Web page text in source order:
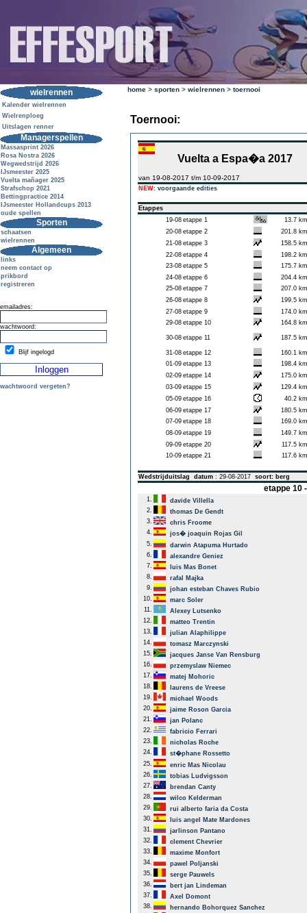
wielrennen
Kalender wielrennen
Wielrenploeg
Uitslagen renner
Managerspellen
Massasprint 2026
Rosa Nostra 2026
Wegwedstrijd 2026
IJsmeester 2025
Vuelta mañager 2025
Strafschop 2021
Bettingpractice 2014
IJsmeester Hollandcups 2013
oude spellen
Sporten
schaatsen
wielrennen
Algemeen
links
neem contact op
prikbord
registreren
emailadres:
wachtwoord:
Blijf ingelogd
wachtwoord vergeten?
home > sporten > wielrennen > toernooi
Toernooi:
Vuelta a Espa�a 2017
van 19-08-2017 t/m 10-09-2017
NEW: voorgaande edities
Etappes
19-08 etappe 1
13.7 km
20-08 etappe 2
201.8 km
21-08 etappe 3
158.5 km
22-08 etappe 4
198.2 km
23-08 etappe 5
175.7 km
24-08 etappe 6
204.4 km
25-08 etappe 7
207.0 km
26-08 etappe 8
199.5 km
27-08 etappe 9
174.0 km
29-08 etappe 10 164.8 km
30-08 etappe 11 187.5 km
31-08 etappe 12
160.1 km
01-09 etappe 13
198.4 km
02-09 etappe 14
175.0 km
03-09 etappe 15
129.4 km
05-09 etappe 16
40.2 km
06-09 etappe 17
180.5 km
07-09 etappe 18
169.0 km
08-09 etappe 19
149.7 km
09-09 etappe 20
117.5 km
10-09 etappe 21 117.6 km
Wedstrijduitslag datum : 29-08-2017 soort: berg
etappe 10
1.
davide Villella
2.
thomas De Gendt
3.
chris Froome
4.
jos� joaquin Rojas Gil
5.
darwin Atapuma Hurtado
6.
alexandre Geniez
7.
luis Mas Bonet
8.
rafal Majka
9.
johan esteban Chaves Rubio
10.
marc Soler
11.
Alexey Lutsenko
12.
matteo Trentin
13.
julian Alaphilippe
14.
tomasz Marczynski
15.
jacques Janse Van Rensburg
16.
przemyslaw Niemec
17.
matej Mohoric
18.
laurens de Vreese
19.
michael Woods
20.
jaime Roson Garcia
21.
jan Polanc
22.
fabricio Ferrari
23.
nicholas Roche
24.
st�phane Rossetto
25.
enric Mas Nicolau
26.
tobias Ludvigsson
27.
brendan Canty
28.
wilco Kelderman
29.
rui alberto faria da Costa
30.
luis angel Mate Mardones
31.
jarlinson Pantano
32.
clement Chevrier
33.
maxime Monfort
34.
pawel Poljanski
35.
serge Pauwels
36.
bert jan Lindeman
37.
Axel Domont
38.
hernando Bohorquez Sanchez